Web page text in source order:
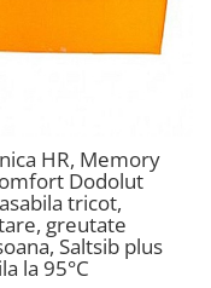
HR, Memory
Dodolut
tricot,
greutate
Saltsib plus
la 95°C